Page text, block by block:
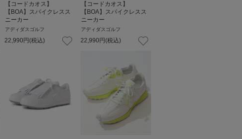
【コードカオス】
【BOA】スパイクレスス
ニーカー
アディダスゴルフ
22,990円(税込)
【コードカオス】
【BOA】スパイクレスス
ニーカー
アディダスゴルフ
22,990円(税込)